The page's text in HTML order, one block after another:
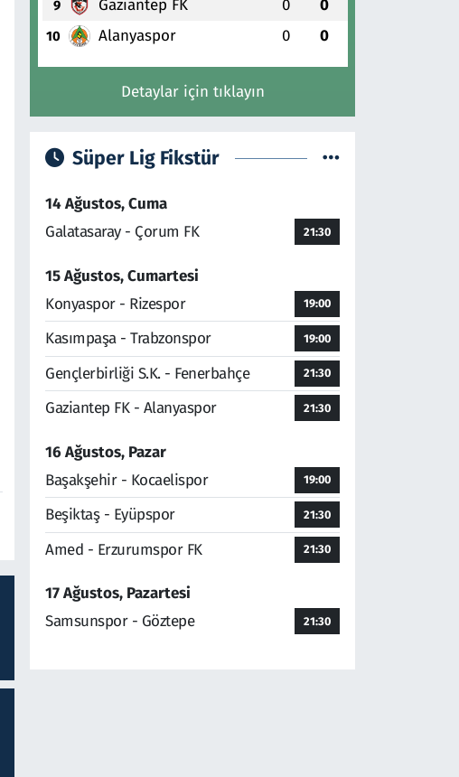
9 Gaziantep FK 0 0
10 Alanyaspor 0 0
Detaylar için tıklayın
Süper Lig Fikstür
14 Ağustos, Cuma
Galatasaray - Çorum FK
21:30
15 Ağustos, Cumartesi
Konyaspor - Rizespor
19:00
Kasımpaşa - Trabzonspor 19:00
Gençlerbirliği S.K. - Fenerbahçe 21:30
Gaziantep FK - Alanyaspor 21:30
16 Ağustos, Pazar
Başakşehir - Kocaelispor
19:00
Beşiktaş - Eyüpspor 21:30
Amed - Erzurumspor FK 21:30
17 Ağustos, Pazartesi
Samsunspor - Göztepe
21:30